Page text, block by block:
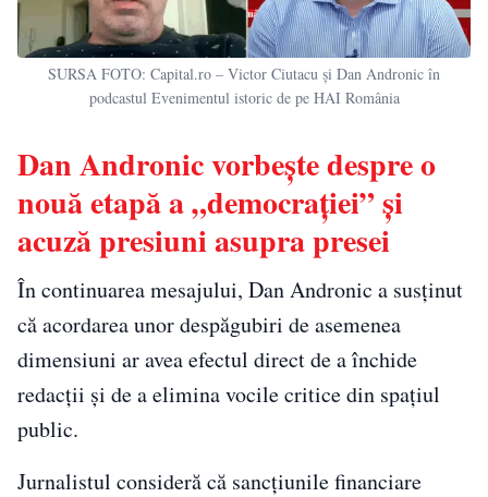
SURSA FOTO: Capital.ro – Victor Ciutacu și Dan Andronic în
podcastul Evenimentul istoric de pe HAI România
Dan Andronic vorbește despre o
nouă etapă a „democrației” și
acuză presiuni asupra presei
În continuarea mesajului, Dan Andronic a susținut
că acordarea unor despăgubiri de asemenea
dimensiuni ar avea efectul direct de a închide
redacții și de a elimina vocile critice din spațiul
public.
Jurnalistul consideră că sancțiunile financiare